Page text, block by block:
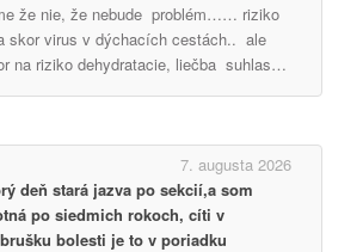
že nie, že nebude problém…… riziko
skor virus v dýchacích cestách.. ale
na riziko dehydratacie, liečba suhlas…
7. augusta 2026
deň stará jazva po sekcií,a som
po siedmich rokoch, cíti v
bolesti je to v poriadku